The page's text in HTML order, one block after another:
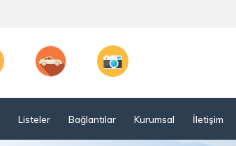
Listeler Bağlantılar Kurumsal İletişim